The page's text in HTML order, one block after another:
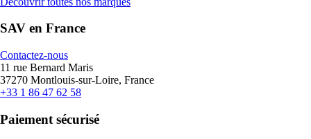
SAV en France
Contactez-nous
11 rue Bernard Maris
37270 Montlouis-sur-Loire, France
+33 1 86 47 62 58
Paiement sécurisé